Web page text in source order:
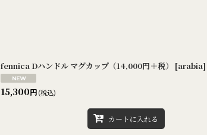
fennica Dハンドル マグカップ（14,000円＋税） [arabia]
15,300円(税込)
カートに入れる